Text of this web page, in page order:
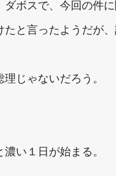
ボスで、今回の件に
と言ったようだが、
じゃないだろう。
い１日が始まる。